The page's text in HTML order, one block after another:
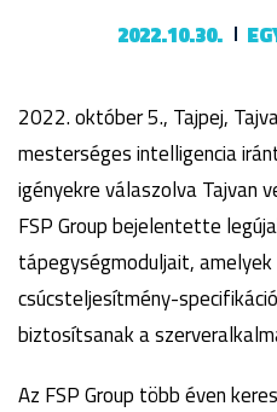
2022.10.30.
2022. október 5., Tajpej,
mesterséges intelligencia
igényekre válaszolva Tajvan
FSP Group bejelentette
tápegységmoduljait,
csúcsteljesítmény-
biztosítsanak a
Az FSP Group több éven